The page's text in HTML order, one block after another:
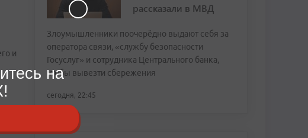
и
рассказали в МВД
Злоумышленники поочерёдно выдают себя за
оператора связи, «службу безопасности
Госуслуг» и сотрудника Центрального банка,
чтобы вывезти сбережения
сегодня, 22:45
на